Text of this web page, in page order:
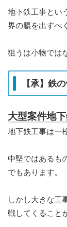
地下鉄工事とい
界の膿を出すべ
狙うは小物では
【承】鉄
大型案件地
地下鉄工事は一
中堅ではあるも
でもあります。
しかし大きな工
戦してくること